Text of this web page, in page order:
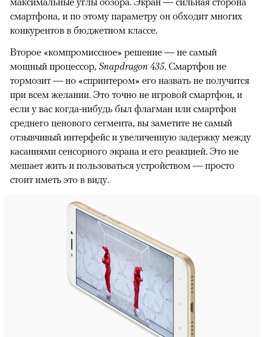
смартфона, и по этому параметру он обходит многих
конкурентов в бюджетном классе.
Второе «компромиссное» решение — не самый
мощный процессор, Snapdragon 435. Смартфон не
тормозит — но «спринтером» его назвать не получится
при всем желании. Это точно не игровой смартфон, и
если у вас когда-нибудь был флагман или смартфон
среднего ценового сегмента, вы заметите не самый
отзывчивый интерфейс и увеличенную задержку между
касаниями сенсорного экрана и его реакцией. Это не
мешает жить и пользоваться устройством — просто
стоит иметь это в виду.